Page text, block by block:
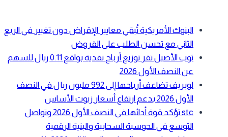
البنوك الأمريكية تُبقي معايير الإقراض دون تغيير في الربع
الثاني مع تحسن الطلب على القروض
ثوب الأصيل تقر توزيع أرباح نقدية بواقع 0.11 ريال للسهم
عن النصف الأول 2026
لوبريف تضاعف أرباحها إلى 992 مليون ريال في النصف
الأول 2026 بدعم ارتفاع أسعار زيوت الأساس
stc تؤكد قوة أدائها في النصف الأول 2026 وتواصل
التوسع في الحوسبة السحابية والبنية الرقمية